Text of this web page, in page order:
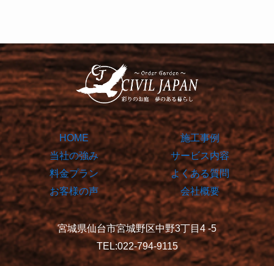
HOME
施工事例
当社の強み
サービス内容
料金プラン
よくある質問
お客様の声
会社概要
宮城県仙台市宮城野区中野3丁目4 -5
TEL:022-794-9115